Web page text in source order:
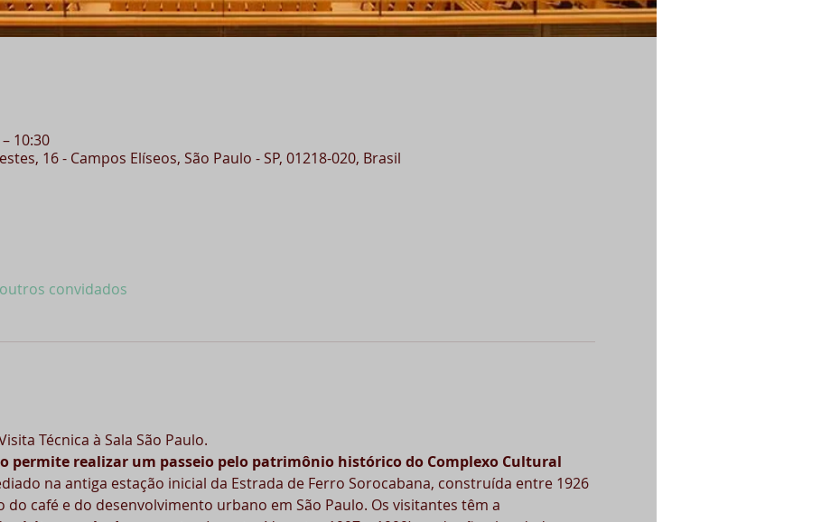
10:30
16 - Campos Elíseos, São Paulo - SP, 01218-020, Brasil
convidados
Técnica à Sala São Paulo.
permite realizar um passeio pelo patrimônio histórico do Complexo Cultural
na antiga estação inicial da Estrada de Ferro Sorocabana, construída entre 1926
do café e do desenvolvimento urbano em São Paulo. Os visitantes têm a